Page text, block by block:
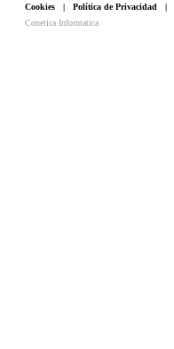
Cookies | Política de Privacidad |
Conetica Informatica